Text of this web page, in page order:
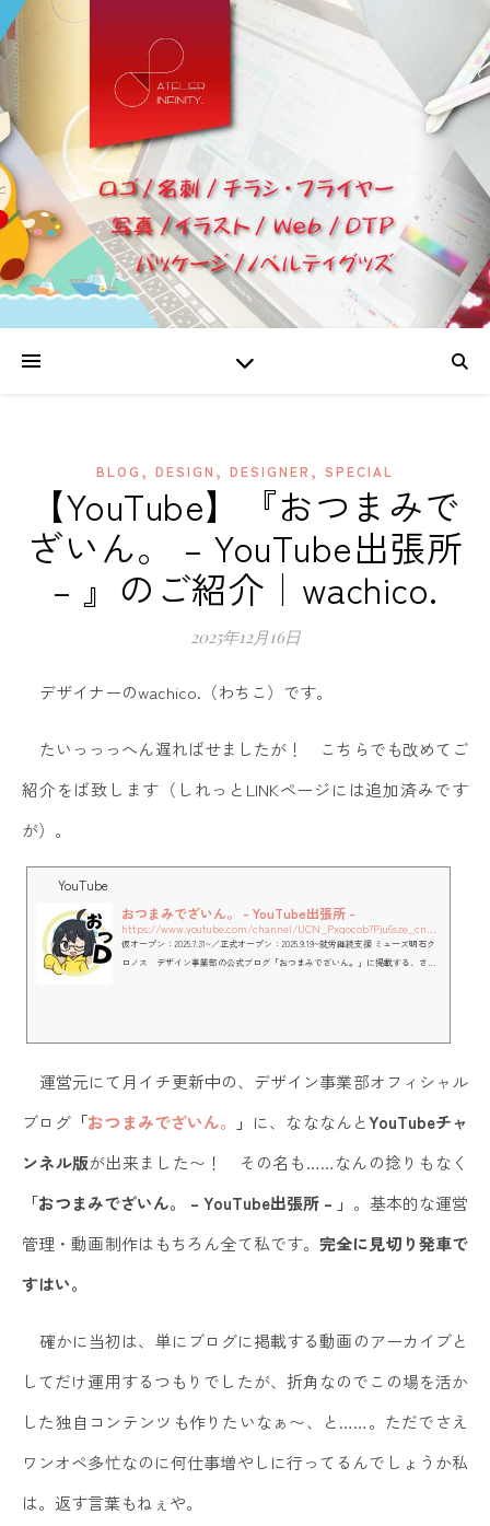
BLOG , DESIGN , DESIGNER , SPECIAL
【YouTube】『おつまみで
ざいん。 – YouTube出張所
– 』のご紹介｜wachico.
2025年12月16日
デザイナーのwachico.（わちこ）です。
たいっっっへん遅ればせましたが！ こちらでも改めてご
紹介をば致します（しれっとLINKページには追加済みです
が）。
YouTube
おつまみでざいん。 - YouTube出張所 -
https://www.youtube.com/channel/UCN_Pxqocob7Pju6sze_cnWw
仮オープン：2025.7.31~／正式オープン：2025.9.19~就労継続支援 ミューズ明石ク
ロノス デザイン事業部の公式ブログ「おつまみでざいん。」に掲載する、さま
運営元にて月イチ更新中の、デザイン事業部オフィシャル
ブログ 「おつまみでざいん。 」 に、なななんとYouTubeチャ
ンネル版が出来ました〜！ その名も……なんの捻りもなく
「おつまみでざいん。 – YouTube出張所 – 」 。基本的な運営
管理・動画制作はもちろん全て私です。完全に見切り発車で
すはい。
確かに当初は、単にブログに掲載する動画のアーカイブと
してだけ運用するつもりでしたが、折角なのでこの場を活か
した独自コンテンツも作りたいなぁ〜、と……。ただでさえ
ワンオペ多忙なのに何仕事増やしに行ってるんでしょうか私
は。返す言葉もねぇや。